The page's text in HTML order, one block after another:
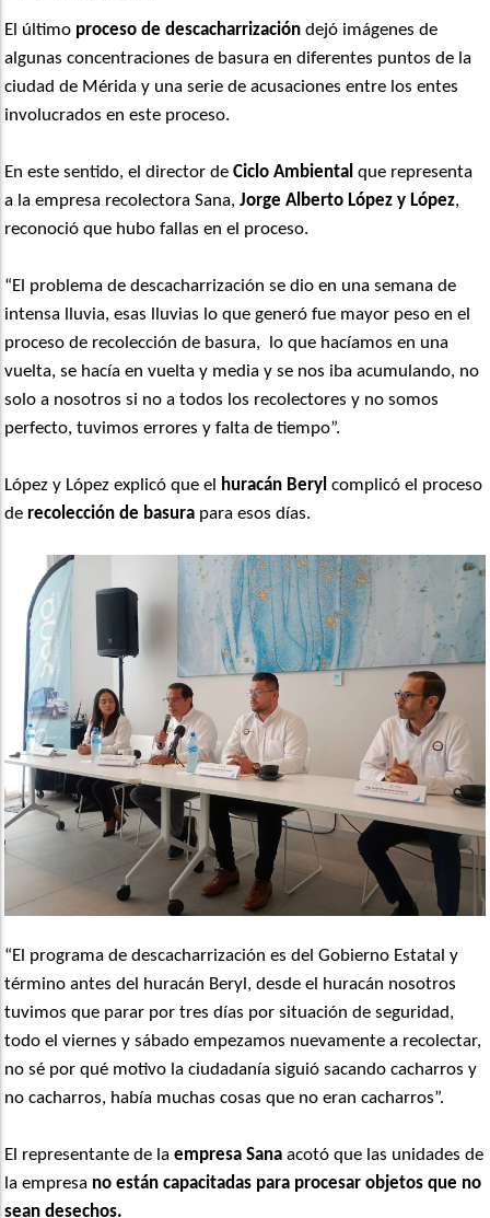
El último proceso de descacharrización dejó imágenes de
algunas concentraciones de basura en diferentes puntos de la
ciudad de Mérida y una serie de acusaciones entre los entes
involucrados en este proceso.
En este sentido, el director de Ciclo Ambiental que representa
a la empresa recolectora Sana,Jorge Alberto López y López,
reconoció que hubo fallas en el proceso.
“El problema de descacharrización se dio en una semana de
intensa lluvia, esas lluvias lo que generó fue mayor peso en el
proceso de recolección de basura, lo que hacíamos en una
vuelta, se hacía en vuelta y media y se nos iba acumulando, no
solo a nosotros si no a todos los recolectores y no somos
perfecto, tuvimos errores y falta de tiempo”.
López y López explicó que el huracán Beryl complicó el proceso
derecolección de basura para esos días.
“El programa de descacharrización es del Gobierno Estatal y
término antes del huracán Beryl, desde el huracán nosotros
tuvimos que parar por tres días por situación de seguridad,
todo el viernes y sábado empezamos nuevamente a recolectar,
no sé por qué motivo la ciudadanía siguió sacando cacharros y
no cacharros, había muchas cosas que no eran cacharros”.
El representante de laempresa Sana acotó que las unidades de
la empresa no están capacitadas para procesar objetos que no
sean desechos.